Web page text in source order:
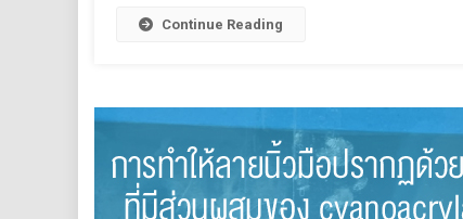
Continue Reading